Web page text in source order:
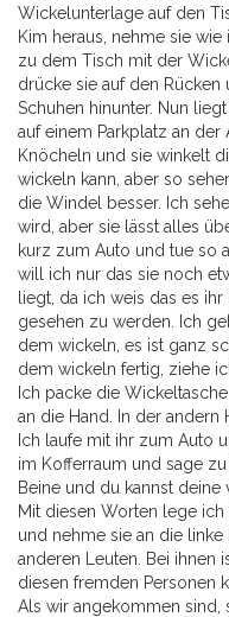
Wickelunterlage auf den
Kim heraus, nehme sie
zu dem Tisch mit der
drücke sie auf den
Schuhen hinunter. Nun
auf einem Parkplatz an der
Knöcheln und sie winkelt
wickeln kann, aber so
die Windel besser. Ich
wird, aber sie lässt alles
kurz zum Auto und tue so
will ich nur das sie noch
liegt, da ich weis das es
gesehen zu werden. Ich
dem wickeln, es ist ganz
dem wickeln fertig, ziehe
Ich packe die
an die Hand. In der andern
Ich laufe mit ihr zum Auto
im Kofferraum und sage
Beine und du kannst
Mit diesen Worten lege
und nehme sie an die
anderen Leuten. Bei ihnen
diesen fremden Personen
Als wir angekommen sind,